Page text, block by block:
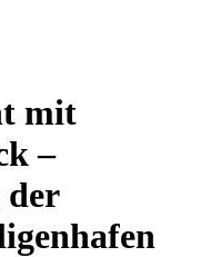
mit
–
der